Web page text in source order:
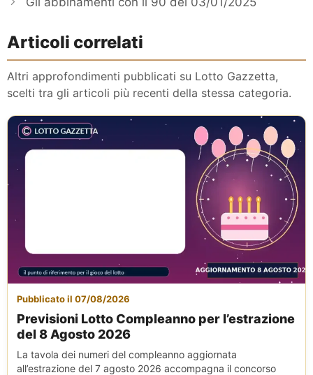
Articoli correlati
Altri approfondimenti pubblicati su Lotto Gazzetta,
scelti tra gli articoli più recenti della stessa categoria.
Pubblicato il 07/08/2026
Previsioni Lotto Compleanno per l’estrazione
del 8 Agosto 2026
La tavola dei numeri del compleanno aggiornata
all’estrazione del 7 agosto 2026 accompagna il concorso